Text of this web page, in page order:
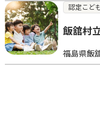
お気に入り
見学日記
認定こど
飯舘村
福島県飯